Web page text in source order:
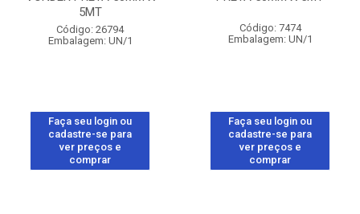
5MT
Código: 26794
Embalagem: UN/1
Faça seu login ou
cadastre-se para
ver preços e
comprar
Código: 7474
Embalagem: UN/1
Faça seu login ou
cadastre-se para
ver preços e
comprar